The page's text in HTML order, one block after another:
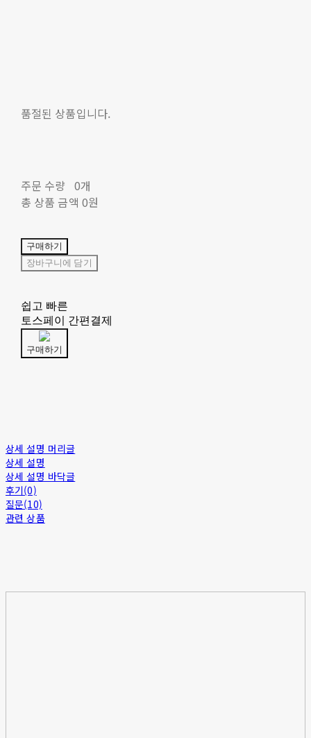
품절된 상품입니다.
주문 수량 0개
총 상품 금액 0원
구매하기
장바구니에 담기
쉽고 빠른
토스페이 간편결제
구매하기
상세 설명 머리글
상세 설명
상세 설명 바닥글
후기(0)
질문(10)
관련 상품